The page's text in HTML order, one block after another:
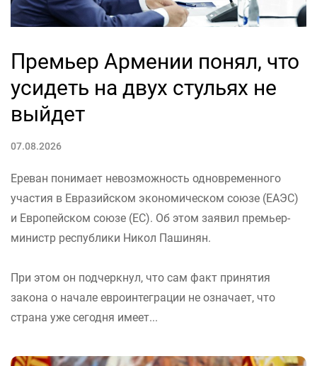
Премьер Армении понял, что
усидеть на двух стульях не
выйдет
07.08.2026
Ереван понимает невозможность одновременного
участия в Евразийском экономическом союзе (ЕАЭС)
и Европейском союзе (ЕС). Об этом заявил премьер-
министр республики Никол Пашинян.
При этом он подчеркнул, что сам факт принятия
закона о начале евроинтеграции не означает, что
страна уже сегодня имеет...